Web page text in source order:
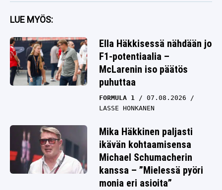
LUE MYÖS:
Ella Häkkisessä nähdään jo
F1-potentiaalia –
McLarenin iso päätös
puhuttaa
FORMULA 1
07.08.2026
LASSE HONKANEN
Mika Häkkinen paljasti
ikävän kohtaamisensa
Michael Schumacherin
kanssa – ”Mielessä pyöri
monia eri asioita”